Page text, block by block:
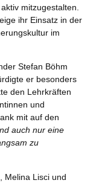
mitzugestalten.
ihr Einsatz in der
im
Stefan Böhm
er besonders
den Lehrkräften
und
mit auf den
auch nur eine
zu
Melina Lisci und